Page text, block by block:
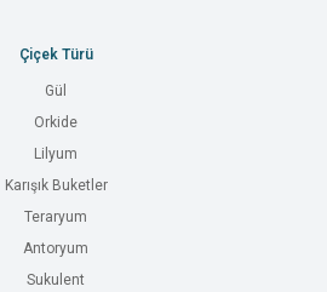
Çiçek Türü
Gül
Orkide
Lilyum
Karışık Buketler
Teraryum
Antoryum
Sukulent